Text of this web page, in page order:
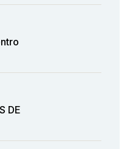
DE